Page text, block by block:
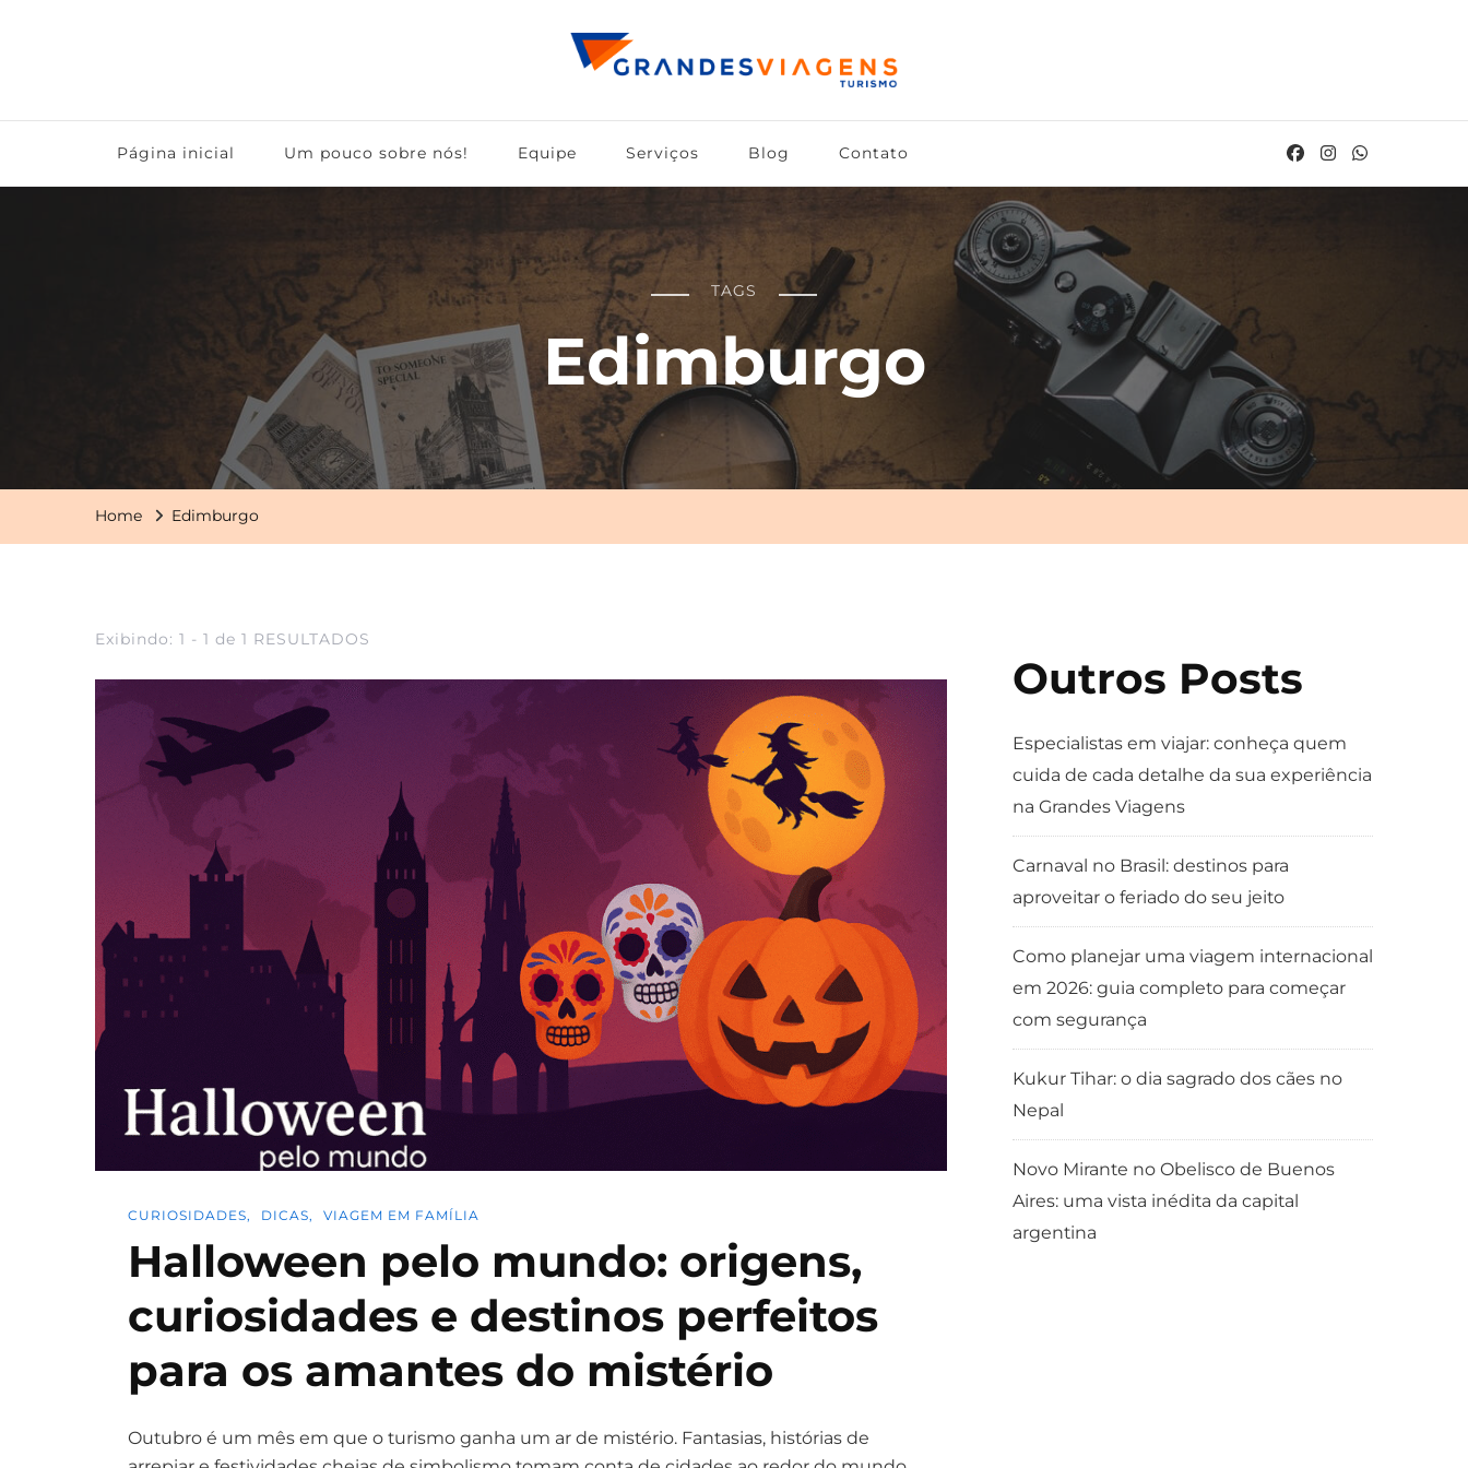
Página inicial Um pouco sobre nós! Equipe Serviços Blog Contato
TAGS
Edimburgo
Home Edimburgo
Exibindo: 1 - 1 de 1 RESULTADOS
CURIOSIDADES DICAS VIAGEM EM FAMÍLIA
Halloween pelo mundo: origens,
curiosidades e destinos perfeitos
para os amantes do mistério
Outubro é um mês em que o turismo ganha um ar de mistério. Fantasias, histórias de
Outros Posts
Especialistas em viajar: conheça quem
cuida de cada detalhe da sua experiência
na Grandes Viagens
Carnaval no Brasil: destinos para
aproveitar o feriado do seu jeito
Como planejar uma viagem internacional
em 2026: guia completo para começar
com segurança
Kukur Tihar: o dia sagrado dos cães no
Nepal
Novo Mirante no Obelisco de Buenos
Aires: uma vista inédita da capital
argentina